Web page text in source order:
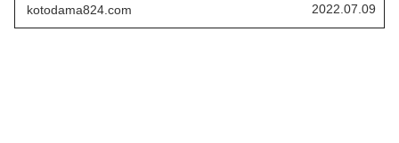
kotodama824.com 2022.07.09